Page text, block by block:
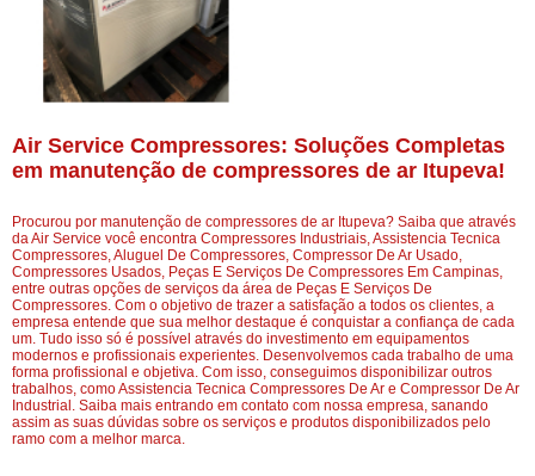
Air Service Compressores: Soluções Completas
em manutenção de compressores de ar Itupeva!
Procurou por manutenção de compressores de ar Itupeva? Saiba que através
da Air Service você encontra Compressores Industriais, Assistencia Tecnica
Compressores, Aluguel De Compressores, Compressor De Ar Usado,
Compressores Usados, Peças E Serviços De Compressores Em Campinas,
entre outras opções de serviços da área de Peças E Serviços De
Compressores. Com o objetivo de trazer a satisfação a todos os clientes, a
empresa entende que sua melhor destaque é conquistar a confiança de cada
um. Tudo isso só é possível através do investimento em equipamentos
modernos e profissionais experientes. Desenvolvemos cada trabalho de uma
forma profissional e objetiva. Com isso, conseguimos disponibilizar outros
trabalhos, como Assistencia Tecnica Compressores De Ar e Compressor De Ar
Industrial. Saiba mais entrando em contato com nossa empresa, sanando
assim as suas dúvidas sobre os serviços e produtos disponibilizados pelo
ramo com a melhor marca.